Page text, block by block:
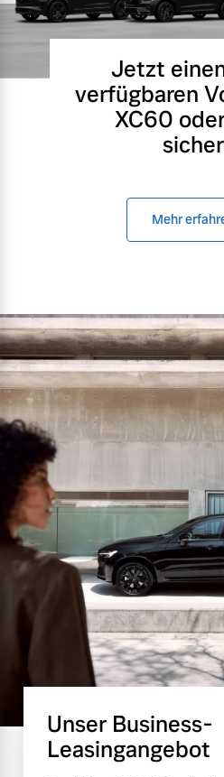
Jetzt
verfügbaren
XC60
Mehr
Unser Business-
Leasingangebot